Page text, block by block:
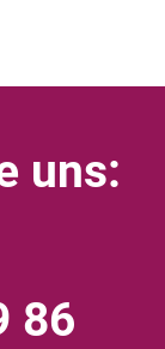
uns:
86